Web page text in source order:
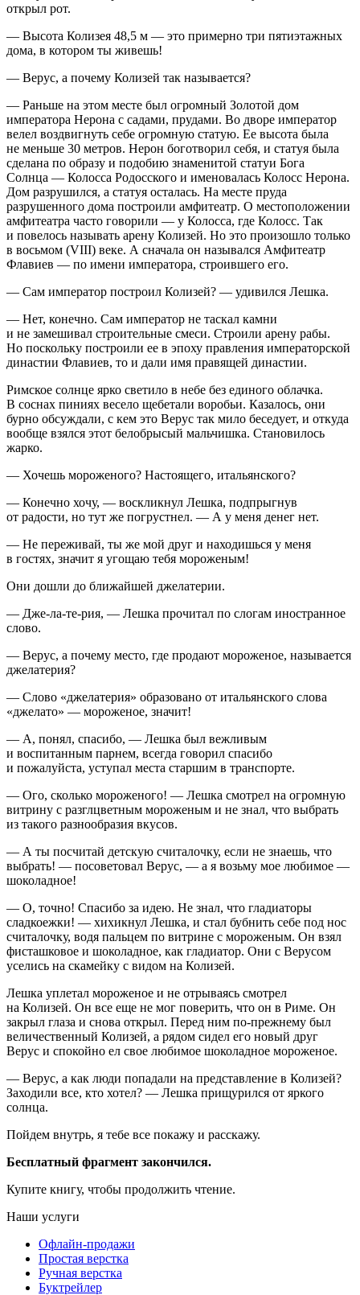
открыл рот.
— Высота Колизея 48,5 м — это примерно три пятиэтажных
дома, в котором ты живешь!
— Верус, а почему Колизей так называется?
— Раньше на этом месте был огромный Золотой дом
императора Нерона с садами, прудами. Во дворе император
велел воздвигнуть себе огромную статую. Ее высота была
не меньше 30 метров. Нерон боготворил себя, и статуя была
сделана по образу и подобию знаменитой статуи Бога
Солнца — Колосса Родосского и именовалась Колосс Нерона.
Дом разрушился, а статуя осталась. На месте пруда
разрушенного дома построили амфитеатр. О местоположении
амфитеатра часто говорили — у Колосса, где Колосс. Так
и повелось называть арену Колизей. Но это произошло только
в восьмом (VIII) веке. А сначала он назывался Амфитеатр
Флавиев — по имени императора, строившего его.
— Сам император построил Колизей? — удивился Лешка.
— Нет, конечно. Сам император не таскал камни
и не замешивал строительные смеси. Строили арену рабы.
Но поскольку построили ее в эпоху правления императорской
династии Флавиев, то и дали имя правящей династии.
Римское солнце ярко светило в небе без единого облачка.
В соснах пиниях весело щебетали воробьи. Казалось, они
бурно обсуждали, с кем это Верус так мило беседует, и откуда
вообще взялся этот белобрысый мальчишка. Становилось
жарко.
— Хочешь мороженого? Настоящего, итальянского?
— Конечно хочу, — воскликнул Лешка, подпрыгнув
от радости, но тут же погрустнел. — А у меня денег нет.
— Не переживай, ты же мой друг и находишься у меня
в гостях, значит я угощаю тебя мороженым!
Они дошли до ближайшей джелатерии.
— Дже-ла-те-рия, — Лешка прочитал по слогам иностранное
слово.
— Верус, а почему место, где продают мороженое, называется
джелатерия?
— Слово «джелатерия» образовано от итальянского слова
«джелато» — мороженое, значит!
— А, понял, спасибо, — Лешка был вежливым
и воспитанным парнем, всегда говорил спасибо
и пожалуйста, уступал места старшим в транспорте.
— Ого, сколько мороженого! — Лешка смотрел на огромную
витрину с разглцветным мороженым и не знал, что выбрать
из такого разнообразия вкусов.
— А ты посчитай детскую считалочку, если не знаешь, что
выбрать! — посоветовал Верус, — а я возьму мое любимое —
шоколадное!
— О, точно! Спасибо за идею. Не знал, что гладиаторы
сладкоежки! — хихикнул Лешка, и стал бубнить себе под нос
считалочку, водя пальцем по витрине с мороженым. Он взял
фисташковое и шоколадное, как гладиатор. Они с Верусом
уселись на скамейку с видом на Колизей.
Лешка уплетал мороженое и не отрываясь смотрел
на Колизей. Он все еще не мог поверить, что он в Риме. Он
закрыл глаза и снова открыл. Перед ним по-прежнему был
величественный Колизей, а рядом сидел его новый друг
Верус и спокойно ел свое любимое шоколадное мороженое.
— Верус, а как люди попадали на представление в Колизей?
Заходили все, кто хотел? — Лешка прищурился от яркого
солнца.
Пойдем внутрь, я тебе все покажу и расскажу.
Бесплатный фрагмент закончился.
Купите книгу, чтобы продолжить чтение.
Наши услуги
Офлайн-продажи
Простая верстка
Ручная верстка
Буктрейлер